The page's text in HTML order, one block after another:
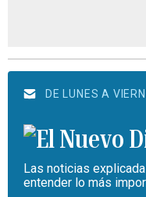
DE LUNES A
Las noticias
entender lo más